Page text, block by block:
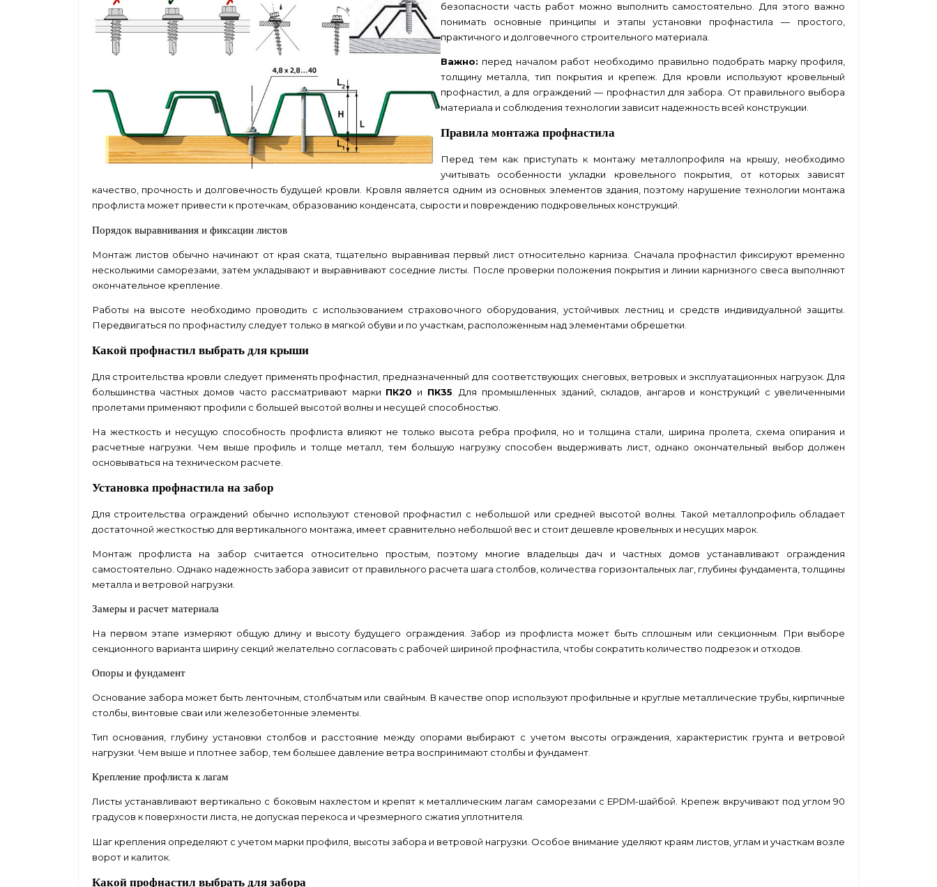
безопасности часть работ можно выполнить самостоятельно. Для этого важно
понимать основные принципы и этапы установки профнастила — простого,
практичного и долговечного строительного материала.
Важно: перед началом работ необходимо правильно подобрать марку профиля,
толщину металла, тип покрытия и крепеж. Для кровли используют кровельный
профнастил, а для ограждений — профнастил для забора. От правильного выбора
материала и соблюдения технологии зависит надежность всей конструкции.
Правила монтажа профнастила
Перед тем как приступать к монтажу металлопрофиля на крышу, необходимо
учитывать особенности укладки кровельного покрытия, от которых зависят
качество, прочность и долговечность будущей кровли. Кровля является одним из основных элементов здания, поэтому нарушение технологии монтажа
профлиста может привести к протечкам, образованию конденсата, сырости и повреждению подкровельных конструкций.
Порядок выравнивания и фиксации листов
Монтаж листов обычно начинают от края ската, тщательно выравнивая первый лист относительно карниза. Сначала профнастил фиксируют временно
несколькими саморезами, затем укладывают и выравнивают соседние листы. После проверки положения покрытия и линии карнизного свеса выполняют
окончательное крепление.
Работы на высоте необходимо проводить с использованием страховочного оборудования, устойчивых лестниц и средств индивидуальной защиты.
Передвигаться по профнастилу следует только в мягкой обуви и по участкам, расположенным над элементами обрешетки.
Какой профнастил выбрать для крыши
Для строительства кровли следует применять профнастил, предназначенный для соответствующих снеговых, ветровых и эксплуатационных нагрузок. Для
большинства частных домов часто рассматривают марки ПК20 и ПК35 . Для промышленных зданий, складов, ангаров и конструкций с увеличенными
пролетами применяют профили с большей высотой волны и несущей способностью.
На жесткость и несущую способность профлиста влияют не только высота ребра профиля, но и толщина стали, ширина пролета, схема опирания и
расчетные нагрузки. Чем выше профиль и толще металл, тем большую нагрузку способен выдерживать лист, однако окончательный выбор должен
основываться на техническом расчете.
Установка профнастила на забор
Для строительства ограждений обычно используют стеновой профнастил с небольшой или средней высотой волны. Такой металлопрофиль обладает
достаточной жесткостью для вертикального монтажа, имеет сравнительно небольшой вес и стоит дешевле кровельных и несущих марок.
Монтаж профлиста на забор считается относительно простым, поэтому многие владельцы дач и частных домов устанавливают ограждения
самостоятельно. Однако надежность забора зависит от правильного расчета шага столбов, количества горизонтальных лаг, глубины фундамента, толщины
металла и ветровой нагрузки.
Замеры и расчет материала
На первом этапе измеряют общую длину и высоту будущего ограждения. Забор из профлиста может быть сплошным или секционным. При выборе
секционного варианта ширину секций желательно согласовать с рабочей шириной профнастила, чтобы сократить количество подрезок и отходов.
Опоры и фундамент
Основание забора может быть ленточным, столбчатым или свайным. В качестве опор используют профильные и круглые металлические трубы, кирпичные
столбы, винтовые сваи или железобетонные элементы.
Тип основания, глубину установки столбов и расстояние между опорами выбирают с учетом высоты ограждения, характеристик грунта и ветровой
нагрузки. Чем выше и плотнее забор, тем большее давление ветра воспринимают столбы и фундамент.
Крепление профлиста к лагам
Листы устанавливают вертикально с боковым нахлестом и крепят к металлическим лагам саморезами с EPDM-шайбой. Крепеж вкручивают под углом 90
градусов к поверхности листа, не допуская перекоса и чрезмерного сжатия уплотнителя.
Шаг крепления определяют с учетом марки профиля, высоты забора и ветровой нагрузки. Особое внимание уделяют краям листов, углам и участкам возле
ворот и калиток.
Какой профнастил выбрать для забора